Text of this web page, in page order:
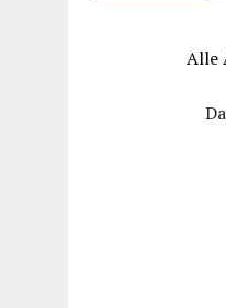
Alle